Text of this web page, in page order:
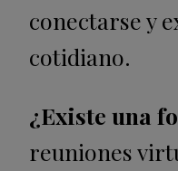
conectarse y
cotidiano.
¿Existe una
reuniones